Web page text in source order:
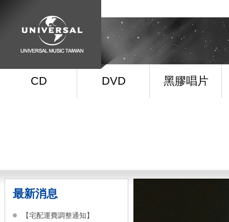
CD DVD 黑膠唱片
最新消息
【宅配運費調整通知】